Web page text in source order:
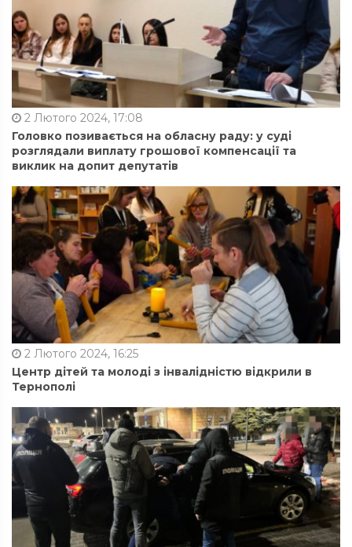
2 Лютого 2024, 17:08
Головко позивається на обласну раду: у суді
розглядали виплату грошової компенсації та
виклик на допит депутатів
2 Лютого 2024, 16:25
Центр дітей та молоді з інвалідністю відкрили в
Тернополі